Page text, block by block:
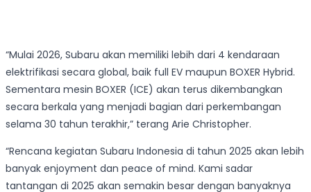
“Mulai 2026, Subaru akan memiliki lebih dari 4 kendaraan
elektrifikasi secara global, baik full EV maupun BOXER Hybrid.
Sementara mesin BOXER (ICE) akan terus dikembangkan
secara berkala yang menjadi bagian dari perkembangan
selama 30 tahun terakhir,” terang Arie Christopher.
“Rencana kegiatan Subaru Indonesia di tahun 2025 akan lebih
banyak enjoyment dan peace of mind. Kami sadar
tantangan di 2025 akan semakin besar dengan banyaknya